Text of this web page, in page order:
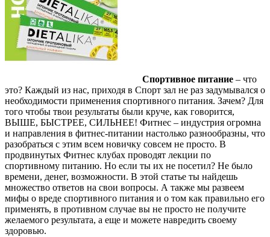
Спортивное питание – что
это? Каждый из нас, приходя в Спорт зал не раз задумывался о
необходимости применения спортивного питания. Зачем? Для
того чтобы твои результаты были круче, как говорится,
ВЫШЕ, БЫСТРЕЕ, СИЛЬНЕЕ! Фитнес – индустрия огромна
и направления в фитнес-питании настолько разнообразны, что
разобраться с этим всем новичку совсем не просто. В
продвинутых Фитнес клубах проводят лекции по
спортивному питанию. Но если ты их не посетил? Не было
времени, денег, возможности. В этой статье ты найдешь
множество ответов на свои вопросы. А также мы развеем
мифы о вреде спортивного питания и о том как правильно его
применять, в противном случае вы не просто не получите
желаемого результата, а еще и можете навредить своему
здоровью.